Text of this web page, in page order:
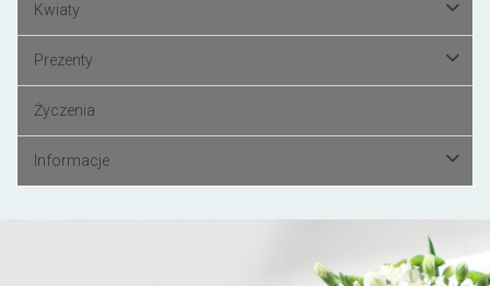
Kwiaty
Prezenty
Życzenia
Informacje